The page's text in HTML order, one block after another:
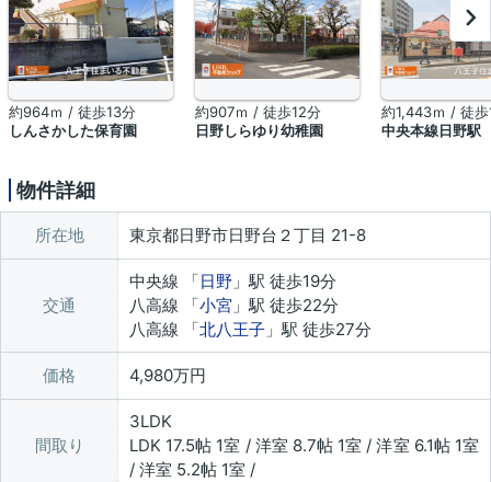
約964ｍ / 徒歩13分
しんさかした保育園
約907ｍ / 徒歩12分
日野しらゆり幼稚園
約1,443ｍ / 徒歩
中央本線日野駅
物件詳細
所在地 東京都日野市日野台２丁目 21-8
交通
中央線 「日野 」駅 徒歩19分
八高線 「小宮 」駅 徒歩22分
八高線 「北八王子 」駅 徒歩27分
価格 4,980万円
間取り
3LDK
LDK 17.5帖 1室 / 洋室 8.7帖 1室 / 洋室 6.1帖 1室
/ 洋室 5.2帖 1室 /